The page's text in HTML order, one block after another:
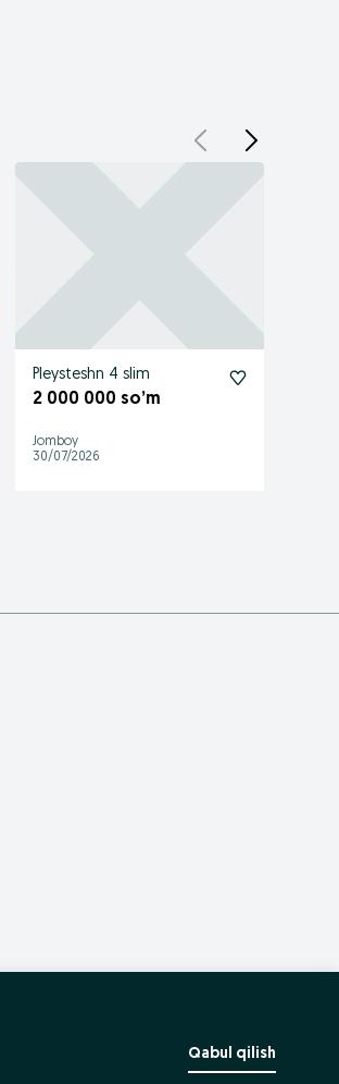
Pleysteshn 4 slim
2 000 000 so’m
Jomboy
30/07/2026
Qabul qilish